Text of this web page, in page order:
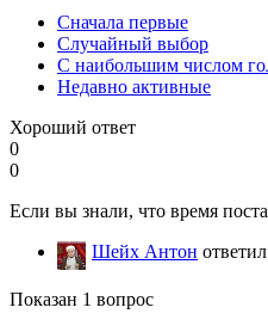
Сначала первые
Случайный выбор
С наибольшим числом
Недавно активные
Хороший ответ
0
0
Если вы знали, что время
Шейх Антон ответил
Показан 1 вопрос